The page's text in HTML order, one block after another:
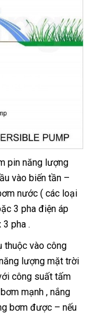
pin năng lượng
vào biến tần –
nước ( các loại
3 pha điện áp
pha .
thuộc vào công
lượng mặt trời
công suất tấm
mạnh , nắng
bơm được – nếu